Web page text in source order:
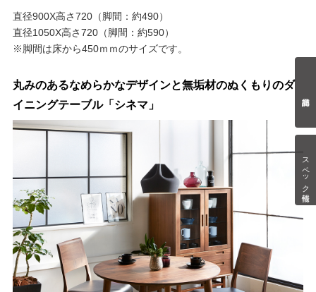
スペック情報
直径900X高さ720（脚間：約490）
直径1050X高さ720（脚間：約590）
※脚間は床から450ｍｍのサイズです。
丸みのあるなめらかなデザインと無垢材のぬくもりのダ
イニングテーブル「シネマ」